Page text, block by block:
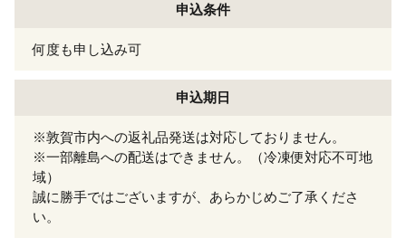
申込条件
何度も申し込み可
申込期日
※敦賀市内への返礼品発送は対応しておりません。
※一部離島への配送はできません。（冷凍便対応不可地
域）
誠に勝手ではございますが、あらかじめご了承くださ
い。